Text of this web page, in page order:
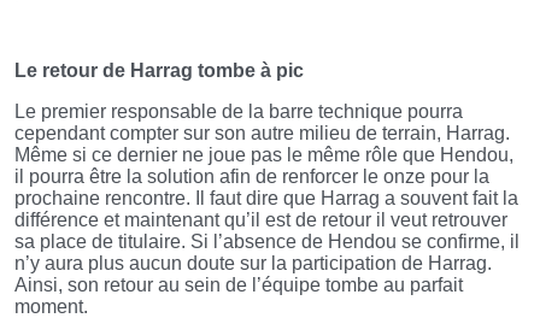
Le retour de Harrag tombe à pic
Le premier responsable de la barre technique pourra
cependant compter sur son autre milieu de terrain, Harrag.
Même si ce dernier ne joue pas le même rôle que Hendou,
il pourra être la solution afin de renforcer le onze pour la
prochaine rencontre. Il faut dire que Harrag a souvent fait la
différence et maintenant qu’il est de retour il veut retrouver
sa place de titulaire. Si l’absence de Hendou se confirme, il
n’y aura plus aucun doute sur la participation de Harrag.
Ainsi, son retour au sein de l’équipe tombe au parfait
moment.